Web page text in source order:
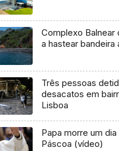
Complexo Balnear
a hastear bandeira
Três pessoas
desacatos em
Lisboa
Papa morre um dia
Páscoa (vídeo)